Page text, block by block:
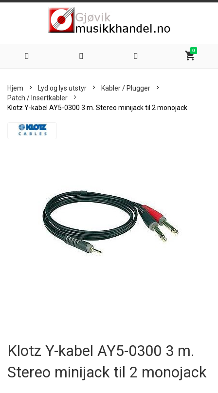
shopping_cart
0
Hjem Lyd og lys utstyr
Kabler / Plugger
Patch / Insertkabler
Klotz Y-kabel AY5-0300 3 m. Stereo minijack til 2 monojack
Skip
the
of
the
Klotz Y-kabel AY5-0300 3 m.
Stereo minijack til 2 monojack